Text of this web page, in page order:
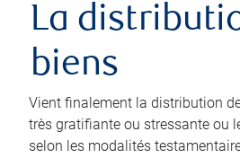
La
biens
Vient finalement la distribution
très gratifiante ou stressante ou
selon les modalités